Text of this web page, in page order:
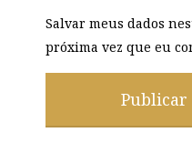
Salvar meus dados
próxima vez que eu